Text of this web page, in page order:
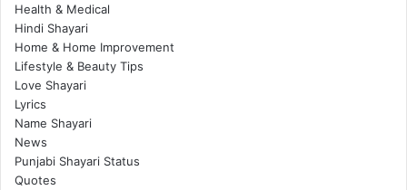
Health & Medical
Hindi Shayari
Home & Home Improvement
Lifestyle & Beauty Tips
Love Shayari
Lyrics
Name Shayari
News
Punjabi Shayari Status
Quotes